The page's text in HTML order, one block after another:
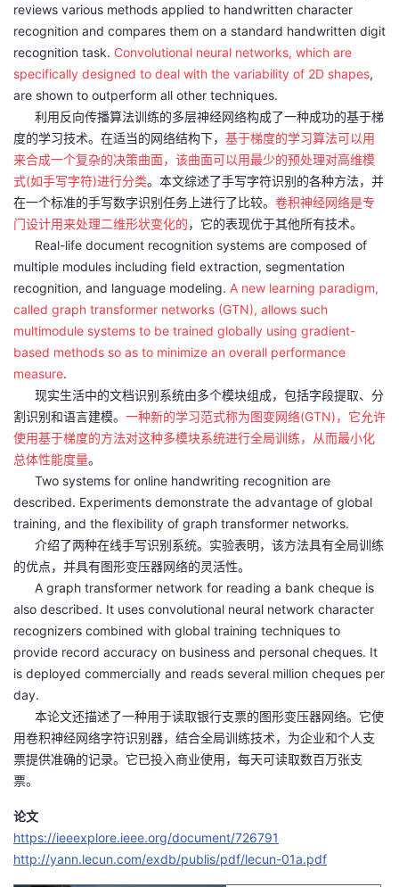
reviews various methods applied to handwritten character
recognition and compares them on a standard handwritten digit
recognition task. Convolutional neural networks, which are
specifically designed to deal with the variability of 2D shapes,
are shown to outperform all other techniques.
利用反向传播算法训练的多层神经网络构成了一种成功的基于梯
度的学习技术。在适当的网络结构下， 基于梯度的学习算法可以用
来合成一个复杂的决策曲面，该曲面可以用最少的预处理对高维模
式(如手写字符)进行分类。本文综述了手写字符识别的各种方法，并
在一个标准的手写数字识别任务上进行了比较。 卷积神经网络是专
门设计用来处理二维形状变化的，它的表现优于其他所有技术。
Real-life document recognition systems are composed of
multiple modules including field extraction, segmentation
recognition, and language modeling. A new learning paradigm,
called graph transformer networks (GTN), allows such
multimodule systems to be trained globally using gradient-
based methods so as to minimize an overall performance
measure.
现实生活中的文档识别系统由多个模块组成，包括字段提取、分
割识别和语言建模。 一种新的学习范式称为图变网络(GTN)，它允许
使用基于梯度的方法对这种多模块系统进行全局训练，从而最小化
总体性能度量。
Two systems for online handwriting recognition are
described. Experiments demonstrate the advantage of global
training, and the flexibility of graph transformer networks.
介绍了两种在线手写识别系统。实验表明，该方法具有全局训练
的优点，并具有图形变压器网络的灵活性。
A graph transformer network for reading a bank cheque is
also described. It uses convolutional neural network character
recognizers combined with global training techniques to
provide record accuracy on business and personal cheques. It
is deployed commercially and reads several million cheques per
day.
​​​​​​​ 本论文还描述了一种用于读取银行支票的图形变压器网络。它使
用卷积神经网络字符识别器，结合全局训练技术，为企业和个人支
票提供准确的记录。它已投入商业使用，每天可读取数百万张支
票。
论文
https://ieeexplore.ieee.org/document/726791
http://yann.lecun.com/exdb/publis/pdf/lecun-01a.pdf